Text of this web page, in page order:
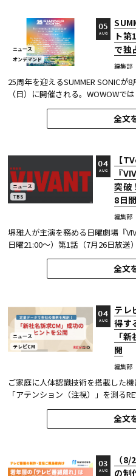
ニュース
オンデマンド
ト第
で独
編集部
05
AUG
25周年を迎えるSUMMER SONICが
（日）に開催される。WOWOWで
のZOZOマリンスタジアムと幕張
テンステージ、ソニックステージ
日間にわたりWOWOWオンデマン
全文
ニュース
TBS
【
『
突破
8日
編集部
04
AUG
堺雅人が主演を務める日曜劇場『
日曜21:00～）第1話（7月26日放送
「TVer（ティーバー）」における
1週間の配信を行っているため、番
全文
ニュース
テレビCM
テレ
得す
「
開
編集部
04
AUG
ご家庭に人体認識技術を搭載した
「アテンション（注視）」を測る
データを基に「社名変更」にまつ
分析結果の詳細は、お役立ち資料
を狙う！～ 社名変更CMを出稿タ
全文
（
の制
03
AUG